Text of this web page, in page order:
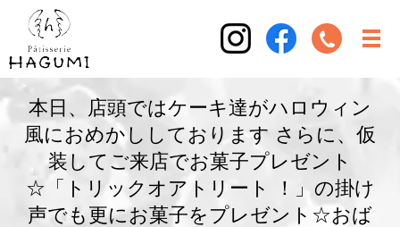
本日、店頭ではケーキ達がハロウィン
風におめかししております さらに、仮
装してご来店でお菓子プレゼント
☆「トリックオアトリート ！」の掛け
声でも更にお菓子をプレゼント☆おば